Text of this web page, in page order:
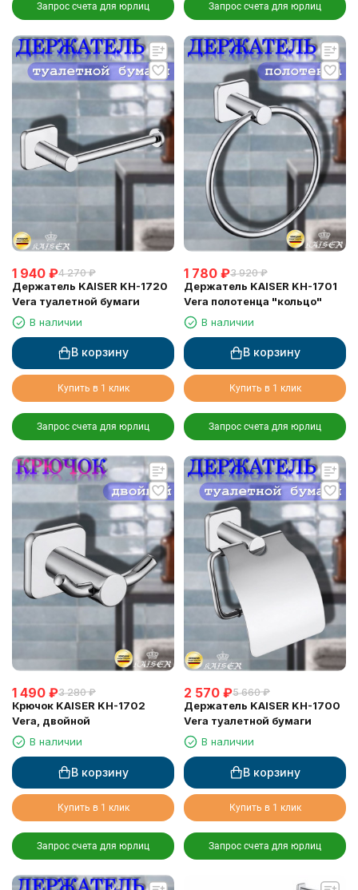
Запрос счета для юрлиц Запрос счета для юрлиц
1 940 ₽4 270 ₽
Держатель KAISER KH-1720
Vera туалетной бумаги
В наличии
В корзину
Купить в 1 клик
Запрос счета для юрлиц
1 780 ₽3 920 ₽
Держатель KAISER KH-1701
Vera полотенца "кольцо"
В наличии
В корзину
Купить в 1 клик
Запрос счета для юрлиц
1 490 ₽3 280 ₽
Крючок KAISER KH-1702
Vera, двойной
В наличии
В корзину
Купить в 1 клик
Запрос счета для юрлиц
2 570 ₽5 660 ₽
Держатель KAISER KH-1700
Vera туалетной бумаги
В наличии
В корзину
Купить в 1 клик
Запрос счета для юрлиц